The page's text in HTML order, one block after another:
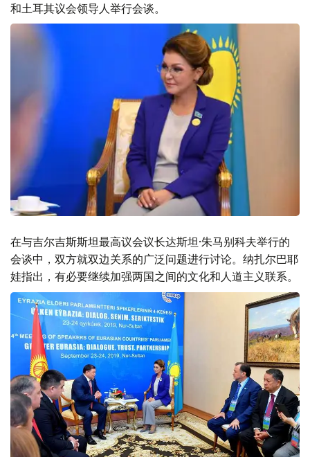
和土耳其议会领导人举行会谈。
在与吉尔吉斯斯坦最高议会议长达斯坦·朱马别科夫举行的
会谈中，双方就双边关系的广泛问题进行讨论。纳扎尔巴耶
娃指出，有必要继续加强两国之间的文化和人道主义联系。